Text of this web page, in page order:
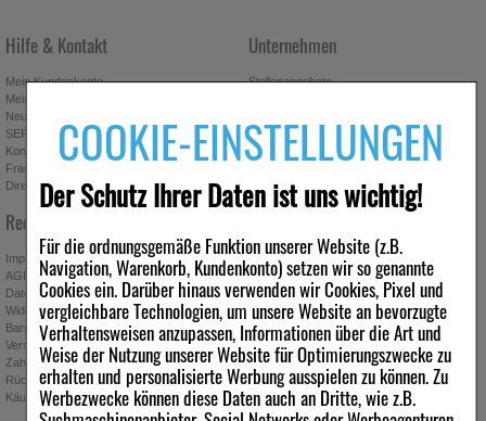
COOKIE-EINSTELLUNGEN
Der Schutz Ihrer Daten ist uns wichtig!
Für die ordnungsgemäße Funktion unserer Website (z.B.
Navigation, Warenkorb, Kundenkonto) setzen wir so genannte
Cookies ein. Darüber hinaus verwenden wir Cookies, Pixel und
vergleichbare Technologien, um unsere Website an bevorzugte
Verhaltensweisen anzupassen, Informationen über die Art und
Weise der Nutzung unserer Website für Optimierungszwecke zu
erhalten und personalisierte Werbung ausspielen zu können. Zu
Werbezwecke können diese Daten auch an Dritte, wie z.B.
Hilfe & Kontakt
Mein Kundenkonto
Mein Merkzettel
Neuregistrierung
SEPA-Empfängerüberprüfung
Kontakt
Fragen & Antworten
Direktbestellung
Unternehmen
Stellenangebote
Download-Archiv
Bonus-Programm
Gutscheine & Aktionen
Rechtliches
Impressum
AGB
Datenschutz
Widerrufsbelehrung
Barrierefreiheitserklärung
Versand
Zahlung
Rücknahmebedingungen
Käuferschutz
Newsletter anmelden & Vorteile
Absenden
Ich möchte zukünftig über Trends,
Schnäppchen, Gutscheine, Aktionen und
Angebote der ipill Versandapotheke per E-
Mail informiert werden. Diese Einwilligung
kann jederzeit widerrufen werden.